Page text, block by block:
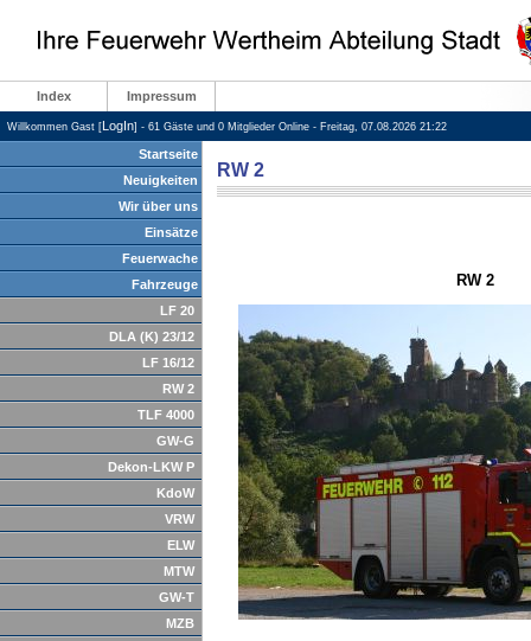
Index Impressum
Willkommen Gast [LogIn] - 61 Gäste und 0 Mitglieder Online - Freitag, 07.08.2026 21:22
Startseite
Neuigkeiten
Wir über uns
Einsätze
Feuerwache
Fahrzeuge
LF 20
DLA (K) 23/12
LF 16/12
RW 2
TLF 4000
GW-G
Dekon-LKW P
KdoW
VRW
ELW
MTW
GW-T
MZB
RW 2
RW 2